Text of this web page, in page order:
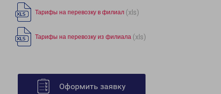
Тарифы на перевозку в филиал (xls)
Тарифы на перевозку из филиала (xls)
Оформить заявку